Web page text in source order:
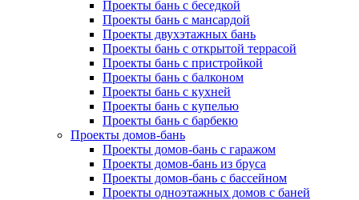
Проекты бань с беседкой
Проекты бань с мансардой
Проекты двухэтажных бань
Проекты бань с открытой террасой
Проекты бань с пристройкой
Проекты бань с балконом
Проекты бань с кухней
Проекты бань с купелью
Проекты бань с барбекю
Проекты домов-бань
Проекты домов-бань с гаражом
Проекты домов-бань из бруса
Проекты домов-бань с бассейном
Проекты одноэтажных домов с баней